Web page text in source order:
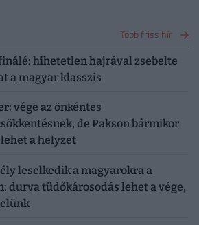
Több friss hír
hihetetlen hajrával zsebelte
a magyar klasszis
vége az önkéntes
de Pakson bármikor
a helyzet
leselkedik a magyarokra a
durva tüdőkárosodás lehet a vége,